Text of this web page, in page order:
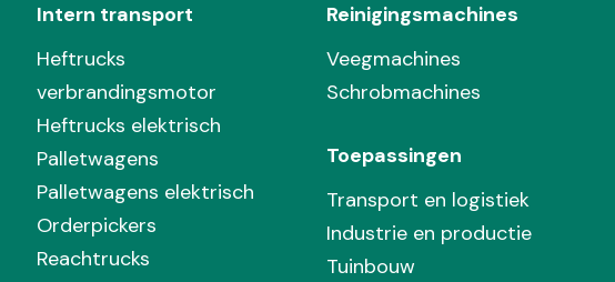
Intern transport
Heftrucks
verbrandingsmotor
Heftrucks elektrisch
Palletwagens
Palletwagens elektrisch
Orderpickers
Reachtrucks
Reinigingsmachines
Veegmachines
Schrobmachines
Toepassingen
Transport en logistiek
Industrie en productie
Tuinbouw